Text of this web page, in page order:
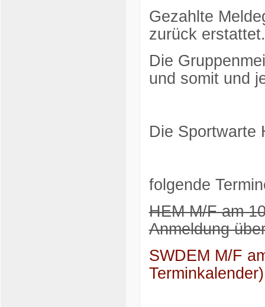
Gezahlte
zurück erstattet.
Die
und somit und
Die Sportwarte
folgende
HEM M/F am
Anmeldung
SWDEM M/F
Terminkalender)